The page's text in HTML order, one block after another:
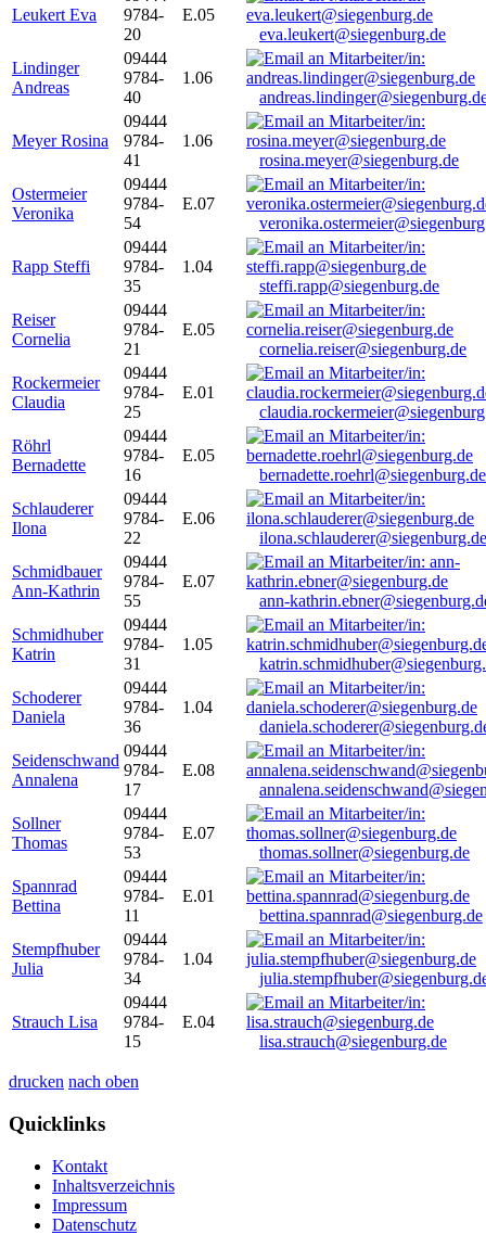
Leukert Eva
9784-
20
E.05
eva.leukert@siegenburg.de
Lindinger
Andreas
09444
9784-
40
1.06
Meyer Rosina
09444
9784-
41
1.06
rosina.meyer@siegenburg.de
Ostermeier
Veronika
09444
9784-
54
E.07
Rapp Steffi
09444
9784-
35
1.04
steffi.rapp@siegenburg.de
Reiser
Cornelia
09444
9784-
21
E.05
cornelia.reiser@siegenburg.de
Rockermeier
Claudia
09444
9784-
25
E.01
Röhrl
Bernadette
09444
9784-
16
E.05
bernadette.roehrl@siegenburg.de
Schlauderer
Ilona
09444
9784-
22
E.06
ilona.schlauderer@siegenburg.de
Schmidbauer
Ann-Kathrin
09444
9784-
55
E.07
ann-
Schmidhuber
Katrin
09444
9784-
31
1.05
Schoderer
Daniela
09444
9784-
36
1.04
Seidenschwand
Annalena
09444
9784-
17
E.08
Sollner
Thomas
09444
9784-
53
E.07
thomas.sollner@siegenburg.de
Spannrad
Bettina
09444
9784-
11
E.01
bettina.spannrad@siegenburg.de
Stempfhuber
Julia
09444
9784-
34
1.04
Strauch Lisa
09444
9784-
15
E.04
lisa.strauch@siegenburg.de
drucken nach oben
Quicklinks
Kontakt
Inhaltsverzeichnis
Impressum
Datenschutz